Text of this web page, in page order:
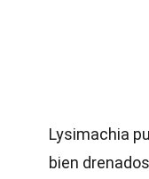
Lysimachia
bien